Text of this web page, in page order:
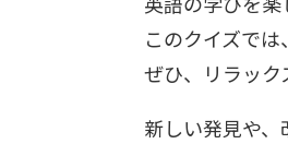
このクイズで
ぜひ、リラック
新しい発見や、